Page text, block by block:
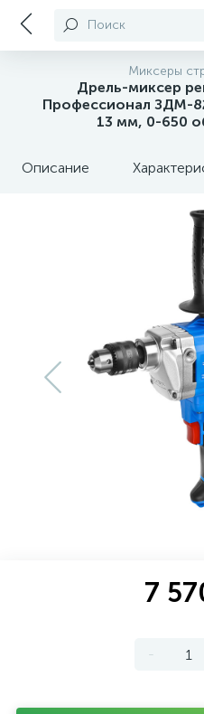
Поиск
Миксеры
Дрель-миксер
Профессионал ЗДМ-
13 мм, 0-650
Описание
7
-